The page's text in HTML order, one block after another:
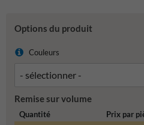
Options du produit
Couleurs
Remise sur volume
Quantité Prix par